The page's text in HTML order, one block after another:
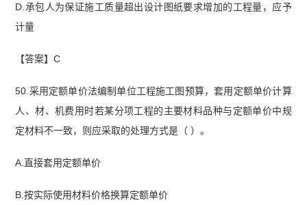
D.承包人为保证施工质量超出设计图纸要求增加的工程量，应予
计量
【答案】C
50.采用定额单价法编制单位工程施工图预算，套用定额单价计算
人、材、机费用时若某分项工程的主要材料品种与定额单价中规
定材料不一致，则应采取的处理方式是（ ）。
A.直接套用定额单价
B.按实际使用材料价格换算定额单价